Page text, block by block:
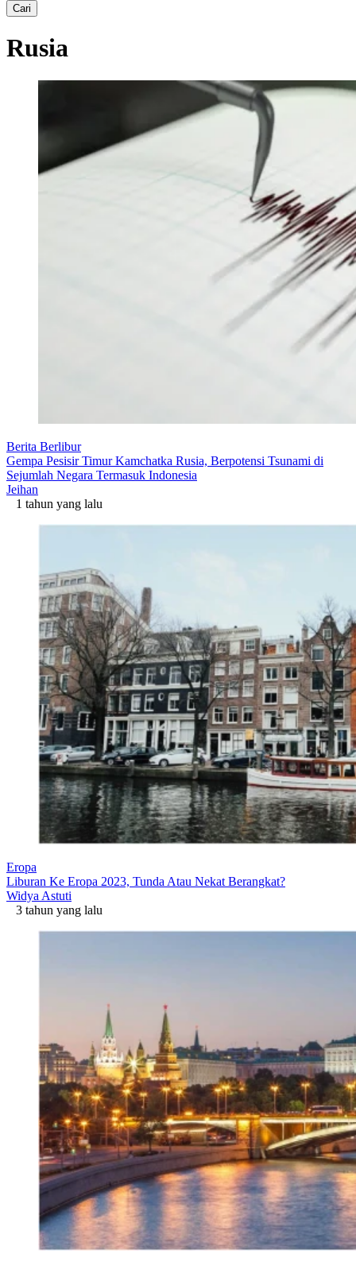
Cari
Rusia
Berita Berlibur
Gempa Pesisir Timur Kamchatka Rusia, Berpotensi Tsunami di
Sejumlah Negara Termasuk Indonesia
Jeihan
1 tahun yang lalu
Eropa
Liburan Ke Eropa 2023, Tunda Atau Nekat Berangkat?
Widya Astuti
3 tahun yang lalu